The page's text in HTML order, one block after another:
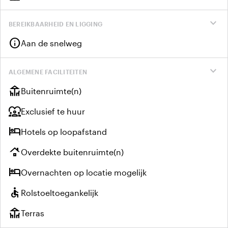
expand_more
BEREIKBAARHEID EN LIGGING
infoAan de snelweg
expand_more
ALGEMENE FACILITEITEN
deckBuitenruimte(n)
diversity_1Exclusief te huur
hotelHotels op loopafstand
roofingOverdekte buitenruimte(n)
hotelOvernachten op locatie mogelijk
accessible Rolstoeltoegankelijk
deckTerras